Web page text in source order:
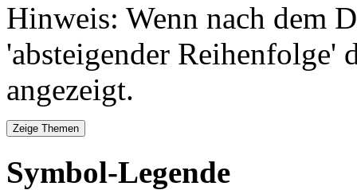
Hinweis: Wenn nach dem
'absteigender Reihenfolge'
angezeigt.
Symbol-Legende